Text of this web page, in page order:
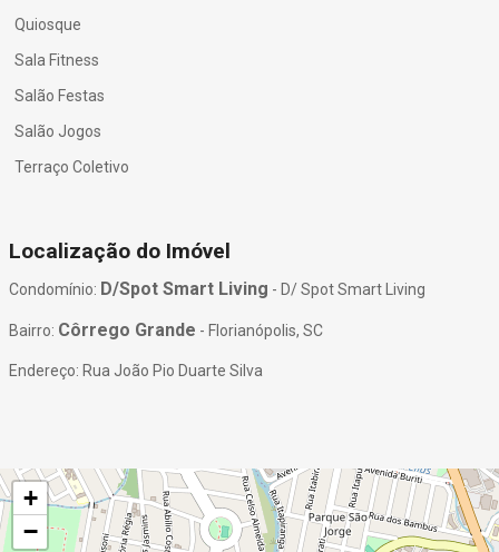
Quiosque
Sala Fitness
Salão Festas
Salão Jogos
Terraço Coletivo
Localização do Imóvel
Condomínio: D/Spot Smart Living - D/ Spot Smart Living
Bairro: Côrrego Grande - Florianópolis, SC
Endereço: Rua João Pio Duarte Silva
+
−